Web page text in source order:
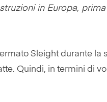
in Europa,
Sleight durante la
Quindi, in termini di